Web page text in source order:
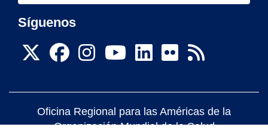
Síguenos
Oficina Regional para las Américas de la
Organización Mundial de la Salud